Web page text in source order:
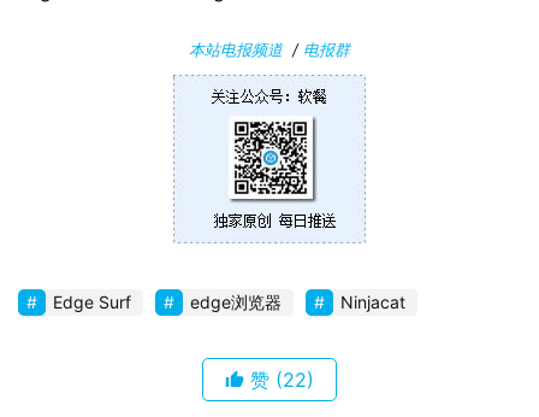
本站电报频道/ 电报群
Edge Surf edge浏览器 Ninjacat
赞 (22)